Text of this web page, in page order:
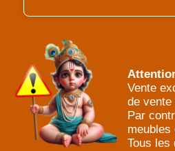
Vente
de vente
Par
meubles
Tous les